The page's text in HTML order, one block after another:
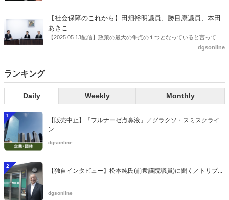
【社会保障のこれから】田畑裕明議員、勝目康議員、本田
あきこ...
【2025.05.13配信】政策の最大の争点の１つとなっていると言っても
よいのが社会保障のこれからのあり方だ。特に与党では、政府関係者
dgsonline
ランキング
Daily Weekly Monthly
1
【販売中止】「フルナーゼ点鼻液」／グラクソ・スミスクライ
ン...
dgsonline
2
【独自インタビュー】松本純氏(前衆議院議員)に聞く／トリプ...
dgsonline